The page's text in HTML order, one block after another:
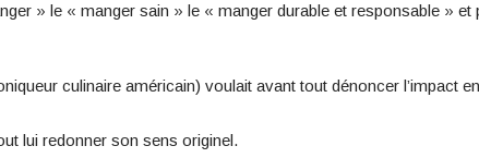
» le « manger sain » le « manger durable et responsable »
culinaire américain) voulait avant tout dénoncer l’impact
lui redonner son sens originel.